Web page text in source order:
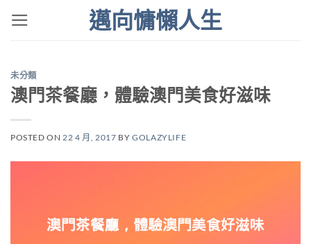
邁向慵懶人生
未分類
澳門茶餐廳，體驗澳門美食好滋味
POSTED ON22 4 月, 2017 BYGOLAZYLIFE